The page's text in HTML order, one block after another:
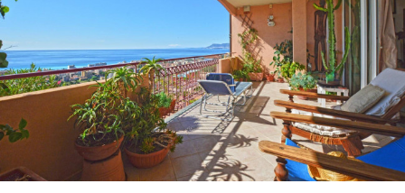
Über
uns
Unsere
Dienstleistungen
Provinz
Ort